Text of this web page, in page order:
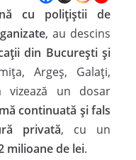
cu polițiștii de
, au descins
din București și
Argeș, Galați,
vizează un dosar
continuată și fals
privată, cu un
milioane de lei.